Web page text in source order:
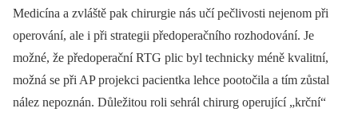
Medicína a zvláště pak chirurgie nás učí pečlivosti nejenom při
operování, ale i při strategii předoperačního rozhodování. Je
možné, že předoperační RTG plic byl technicky méně kvalitní,
možná se při AP projekci pacientka lehce pootočila a tím zůstal
nález nepoznán. Důležitou roli sehrál chirurg operující „krční“